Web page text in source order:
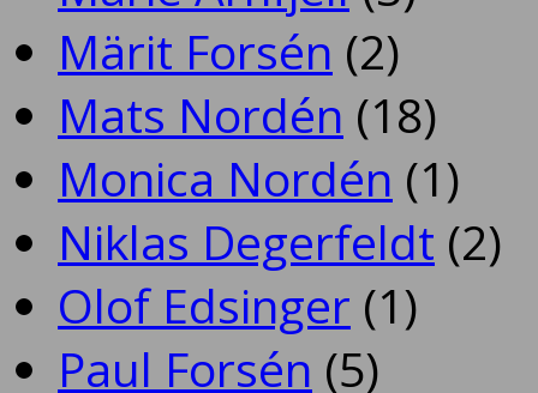
Märit Forsén (2)
Mats Nordén (18)
Monica Nordén (1)
Niklas Degerfeldt (2)
Olof Edsinger (1)
Paul Forsén (5)